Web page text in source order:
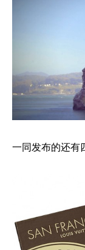
一同发布的还有